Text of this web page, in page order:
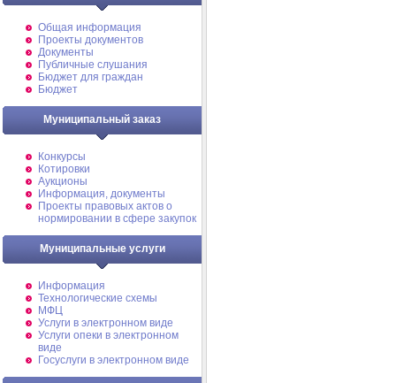
Общая информация
Проекты документов
Документы
Публичные слушания
Бюджет для граждан
Бюджет
Муниципальный заказ
Конкурсы
Котировки
Аукционы
Информация, документы
Проекты правовых актов о
нормировании в сфере закупок
Муниципальные услуги
Информация
Технологические схемы
МФЦ
Услуги в электронном виде
Услуги опеки в электронном
виде
Госуслуги в электронном виде